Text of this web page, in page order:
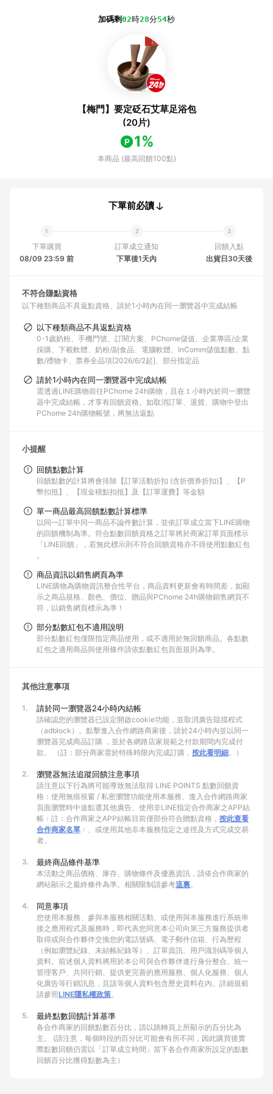
加碼剩02時28分54秒
【梅門】要定砭石艾草足浴包
(20片)
1%
本商品 (最高回饋100點)
下單前必讀
下單購買
08/09 23:59 前
訂單成立通知
下單後1天內
回饋入點
出貨日30天後
不符合賺點資格
以下種類商品不具返點資格 請於1小時內在同一瀏覽器中完成結帳
以下種類商品不具返點資格
0-1歲奶粉、手機門號、訂閱方案、PChome儲值、企業專區/企業
採購、下載軟體、奶粉/副食品、電腦軟體、InComm儲值點數、點
數/禮物卡、票券全品項[2026/6/2起]、部分指定品
請於1小時內在同一瀏覽器中完成結帳
需透過LINE購物前往PChome 24h購物，且在１小時內於同一瀏覽
器中完成結帳，才享有回饋資格。如取消訂單、退貨、購物中登出
PChome 24h購物帳號，將無法返點
小提醒
回饋點數計算
回饋點數的計算將會排除【訂單活動折扣 (含折價券折扣)】、【P
幣扣抵】、【現金積點扣抵】及【訂單運費】等金額
單一商品最高回饋點數計算標準
以同一訂單中同一商品不論件數計算，並依訂單成立當下LINE購物
的回饋機制為準。符合點數回饋資格之訂單將於商家訂單頁面標示
「LINE回饋」，若無此標示則不符合回饋資格亦不得使用點數紅包
。
商品資訊以銷售網頁為準
LINE購物為購物資訊整合性平台，商品資料更新會有時間差，如顯
示之商品規格、顏色、價位、贈品與PChome 24h購物銷售網頁不
符，以銷售網頁標示為準！
部分點數紅包不適用說明
部分點數紅包僅限指定商品使用，或不適用於無回饋商品。各點數
紅包之適用商品與使用條件請依點數紅包頁面規則為準。
其他注意事項
1. 請於同一瀏覽器24小時內結帳
請確認您的瀏覽器已設定開啟cookie功能，並取消廣告阻擋程式
（adblock）。點擊進入合作網路商家後，請於24小時內並以同一
瀏覽器完成商品訂購 ，並於各網路店家規範之付款期間內完成付
款。 （註：部分商家需於特殊時限內完成訂購， 按此看明細。）
2. 瀏覽器無法追蹤回饋注意事項
請注意以下行為將可能導致無法取得 LINE POINTS 點數回饋資
格：使用無痕視窗 / 私密瀏覽功能使用本服務、進入合作網路商家
頁面瀏覽時中途點選其他廣告、使用非LINE指定合作商家之APP結
帳﹙註：合作商家之APP結帳目前僅部份符合贈點資格， 按此查看
合作商家名單 ﹚、或使用其他非本服務指定之途徑及方式完成交易
者。
3. 最終商品條件基準
本活動之商品價格、庫存、購物條件及優惠資訊，請依合作商家的
網站顯示之最終條件為準。相關限制請參考這裏。
4. 同意事項
您使用本服務、參與本服務相關活動、或使用與本服務進行系統串
接之應用程式及服務時，即代表您同意本公司向第三方服務提供者
取得或與合作夥伴交換您的電話號碼、電子郵件信箱、行為歷程
（例如瀏覽紀錄、未結帳紀錄等）、訂單資訊、用戶識別碼等個人
資料。前述個人資料將用於本公司與合作夥伴進行身分整合、統一
管理客戶、共同行銷、提供更完善的應用服務、個人化服務、個人
化廣告等行銷訊息，且該等個人資料包含歷史資料在內。詳細規範
請參照LINE隱私權政策。
5. 最終點數回饋計算基準
各合作商家的回饋點數百分比，請以跳轉頁上所顯示的百分比為
主。 (請注意，每個時段的百分比可能會有所不同，因此購買後實
際點數回饋仍需以「訂單成立時間」當下各合作商家所設定的點數
回饋百分比獲得點數為主）